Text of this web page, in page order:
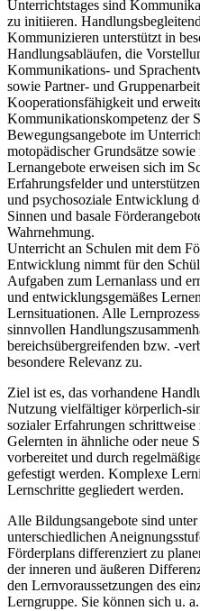
Unterrichtstages sind
zu initiieren.
Kommunizieren unterstützt in
Handlungsabläufen, die
Kommunikations- und
sowie Partner- und
Kooperationsfähigkeit und
Kommunikationskompetenz der
Bewegungsangebote im
motopädischer Grundsätze
Lernangebote erweisen sich im
Erfahrungsfelder und
und psychosoziale Entwicklung
Sinnen und basale
Wahrnehmung.
Unterricht an Schulen mit dem
Entwicklung nimmt für den
Aufgaben zum Lernanlass und
und entwicklungsgemäßes
Lernsituationen. Alle
sinnvollen
bereichsübergreifenden bzw. -
besondere Relevanz zu.
Ziel ist es, das vorhandene
Nutzung vielfältiger körperlich-
sozialer Erfahrungen
Gelernten in ähnliche oder neue
vorbereitet und durch
gefestigt werden. Komplexe
Lernschritte gegliedert werden.
Alle Bildungsangebote sind
unterschiedlichen
Förderplans differenziert zu
der inneren und äußeren
den Lernvoraussetzungen des
Lerngruppe. Sie können sich u.